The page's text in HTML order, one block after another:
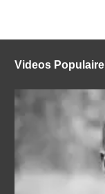
Videos Populaire